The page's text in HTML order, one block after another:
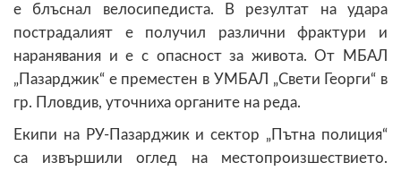
е блъснал велосипедиста. В резултат на удара
пострадалият е получил различни фрактури и
наранявания и е с опасност за живота. От МБАЛ
„Пазарджик“ е преместен в УМБАЛ „Свети Георги“ в
гр. Пловдив, уточниха органите на реда.
Екипи на РУ-Пазарджик и сектор „Пътна полиция“
са извършили оглед на местопроизшествието.